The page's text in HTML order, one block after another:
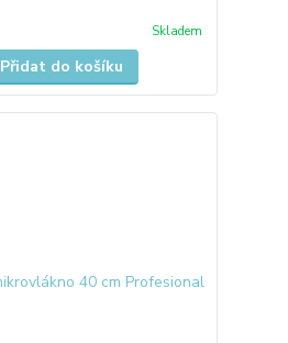
Skladem
Přidat do košíku